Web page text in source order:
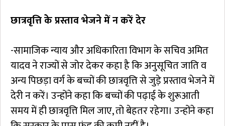
छात्रवृत्ति केे प्रस्ताव भेजने में न करें देर
-सामाजिक न्याय और अधिकारिता विभाग के सचिव अमित
यादव ने राज्यों से जोर देकर कहा है कि अनुसूचित जाति व
अन्य पिछड़ा वर्ग के बच्चों की छात्रवृत्ति से जुडे़ प्रस्ताव भेजने में
देरी न करें। उन्होंने कहा कि बच्चों की पढ़ाई के शुरूआती
समय में ही छात्रवृत्ति मिल जाए, तो बेहतर रहेगा। उन्होंने कहा